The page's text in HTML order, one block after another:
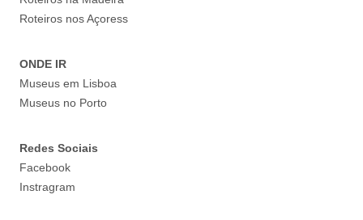
Roteiros nos Açoress
ONDE IR
Museus em Lisboa
Museus no Porto
Redes Sociais
Facebook
Instragram